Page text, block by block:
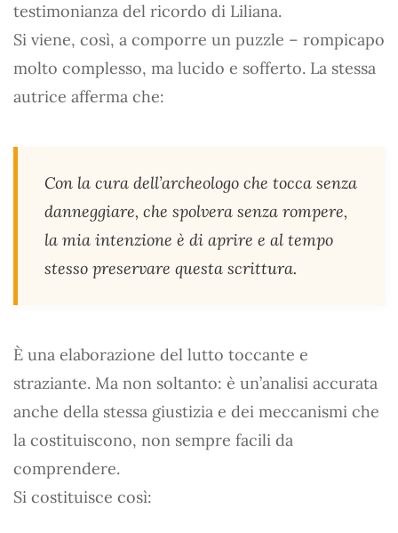
testimonianza del ricordo di Liliana.
Si viene, così, a comporre un puzzle – rompicapo
molto complesso, ma lucido e sofferto. La stessa
autrice afferma che:
Con la cura dell’archeologo che tocca senza
danneggiare, che spolvera senza rompere,
la mia intenzione è di aprire e al tempo
stesso preservare questa scrittura.
È una elaborazione del lutto toccante e
straziante. Ma non soltanto: è un’analisi accurata
anche della stessa giustizia e dei meccanismi che
la costituiscono, non sempre facili da
comprendere.
Si costituisce così: